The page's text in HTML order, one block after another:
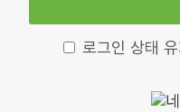
로그인 상태 유